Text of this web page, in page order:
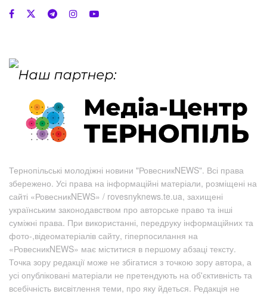
Тернопільські молодіжні новини "РовесникNEWS". Всі права
збережено. Усі права на інформаційні матеріали, розміщені на
сайті «РовесникNEWS» / rovesnyknews.te.ua, захищені
українським законодавством про авторське право та інші
суміжні права. При використанні, передруку інформаційних та
фото-,відеоматеріалів сайту, гіперпосилання на
«РовесникNEWS» має міститися в першому абзаці тексту.
Точка зору редакції може не збігатися з точкою зору автора, а
усі опубліковані матеріали не претендують на об'єктивність та
всебічність висвітлення теми, про яку йдеться. Редакція не